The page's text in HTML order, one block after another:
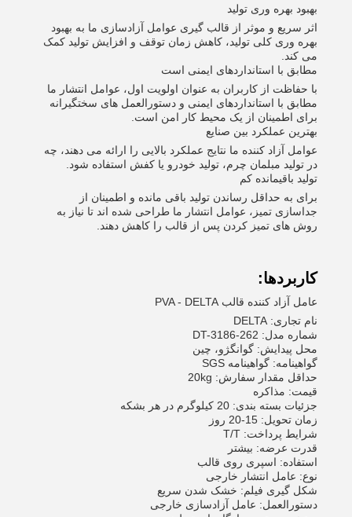
بهبود بهره وری تولید
اثر سریع و موثر از قالب گیری عوامل آزادسازی ما به بهبود
بهره وری کلی تولید، کاهش زمان توقف و افزایش تولید کمک
می کند.
مطابق با استانداردهای ایمنی است
با حفاظت از کاربران به عنوان اولویت اول، عوامل انتشار ما
مطابق با استانداردهای ایمنی و دستورالعمل های سختگیرانه
برای اطمینان از یک محیط کار امن است.
بهترین عملکرد بین صنایع
عوامل آزاد کننده ما نتایج عملکرد بالایی را ارائه می دهند، چه
در تولید مبلمان چرم، تولید خودرو یا کفش استفاده شود.
تولید باقیمانده کم
برای به حداقل رساندن تولید باقی مانده و اطمینان از
جداسازی تمیز، عوامل انتشار ما طراحی شده اند تا نیاز به
روش های تمیز کردن پس از قالب را کاهش دهند.
کاربردها:
عامل آزاد کننده قالب PVA - DELTA
نام تجاری: DELTA
شماره مدل: DT-3186-262
محل پیدایش: گوانگژو، چین
گواهینامه: گواهینامه SGS
حداقل مقدار سفارش: 20kg
قیمت: مذاکره
جزئیات بسته بندی: 20 کیلوگرم در هر بشکه
زمان تحویل: 15-20 روز
شرایط پرداخت: T/T
قدرت عرضه: بیشتر
استفاده: اسپری روی قالب
نوع: عامل انتشار خارجی
شکل گیری فیلم: خشک شدن سریع
دستورالعمل: عامل آزادسازی خارجی